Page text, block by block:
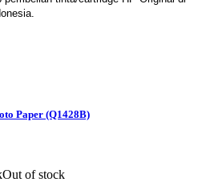
Paper (Q1428B)
Out of stock